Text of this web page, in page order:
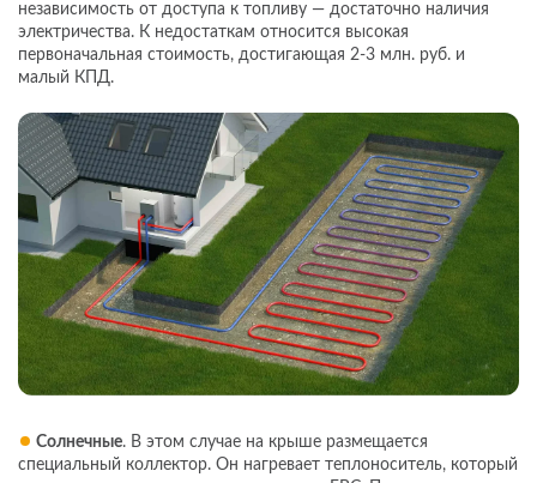
независимость от доступа к топливу — достаточно наличия
электричества. К недостаткам относится высокая
первоначальная стоимость, достигающая 2-3 млн. руб. и
малый КПД.
Солнечные. В этом случае на крыше размещается
специальный коллектор. Он нагревает теплоноситель, который